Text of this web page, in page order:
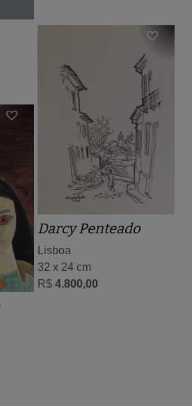
Darcy Penteado
Lisboa
32 x 24 cm
R$ 4.800,00